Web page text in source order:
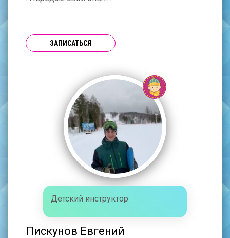
ЗАПИСАТЬСЯ
Детский инструктор
Пискунов Евгений